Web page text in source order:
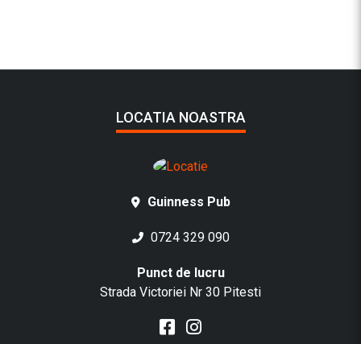
LOCATIA NOASTRA
Guinness Pub
0724 329 090
Punct de lucru
Strada Victoriei Nr 30 Pitesti